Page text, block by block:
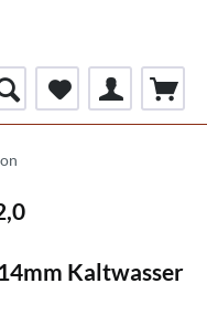
Kaltwasser